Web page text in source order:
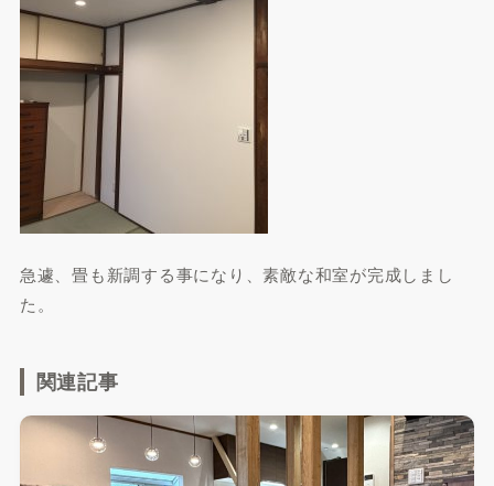
急遽、畳も新調する事になり、素敵な和室が完成しまし
た。
関連記事